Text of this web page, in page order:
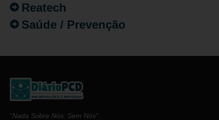
Reatech
Saúde / Prevenção
“Nada Sobre Nós. Sem Nós”